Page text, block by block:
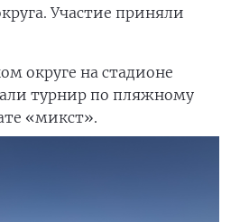
Участие приняли
округе на стадионе
турнир по пляжному
«микст».